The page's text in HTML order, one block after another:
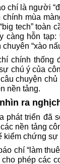
chí là người
chính mùa
tech” toàn
càng hỗn
chuyên “xào
chính thống
chú ý của
chuyện
nền tảng.
ra
phát triển đã
nền tảng
kiểm chứng
chí “làm
cho phép các